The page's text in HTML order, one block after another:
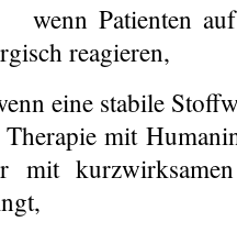
wenn Patienten
reagieren,
eine stabile
mit
mit